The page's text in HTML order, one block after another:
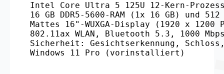
Intel Core Ultra 5 125U 12-Kern-
16 GB DDR5-5600-RAM (1x 16 GB) und
Mattes 16"-WUXGA-Display (1920 x
802.11ax WLAN, Bluetooth 5.3, 1000
Sicherheit: Gesichtserkennung,
Windows 11 Pro (vorinstalliert)